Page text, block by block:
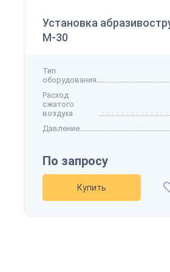
Установка
М-30
Тип
оборудования
Расход
сжатого
воздуха
Давление
По запросу
Купить